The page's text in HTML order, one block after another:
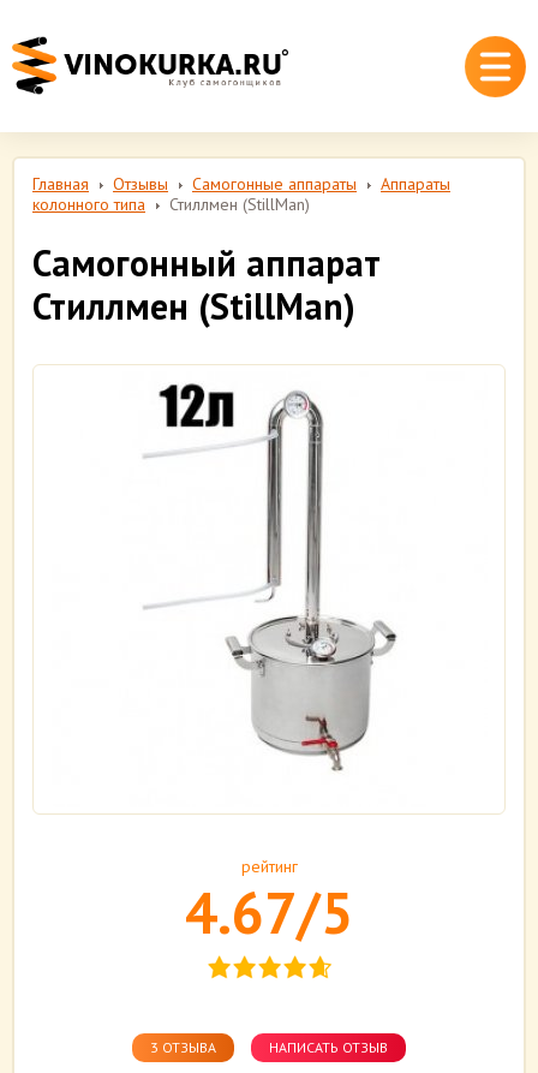
Главная Отзывы Самогонные аппараты
Аппараты
колонного типа
Стиллмен (StillMan)
Самогонный аппарат
Стиллмен (StillMan)
рейтинг
4.67/5
3 ОТЗЫВА НАПИСАТЬ ОТЗЫВ